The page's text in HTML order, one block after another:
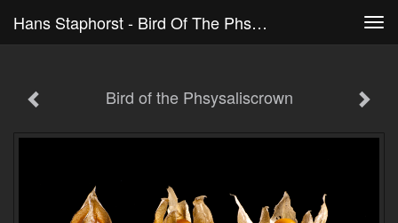
Hans Staphorst - Bird Of The Phsysaliscrown
Bird of the Phsysaliscrown